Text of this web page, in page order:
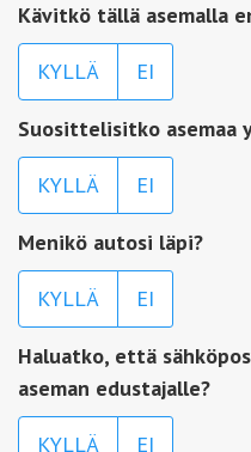
Kävitkö tällä asemalla
KYLLÄ EI
Suosittelisitko asemaa
KYLLÄ EI
Menikö autosi läpi?
KYLLÄ EI
Haluatko, että
aseman edustajalle?
KYLLÄ EI